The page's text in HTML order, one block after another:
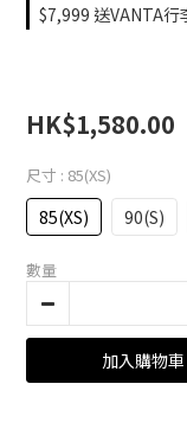
$7,999 送VANTA行
HK$1,580.00
尺寸 : 85(XS)
85(XS) 90(S)
數量
加入購物車